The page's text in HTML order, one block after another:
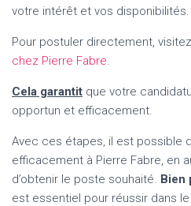
votre intérêt et vos disponibilités.
Pour postuler directement,
chez Pierre Fabre.
Cela garantit que votre
opportun et efficacement.
Avec ces étapes, il est possible
efficacement à Pierre Fabre, en
d’obtenir le poste souhaité. Bien
est essentiel pour réussir dans